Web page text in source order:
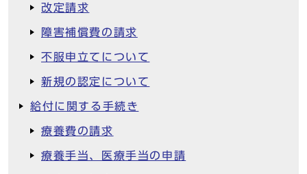
改定請求
障害補償費の請求
不服申立てについて
新規の認定について
給付に関する手続き
療養費の請求
療養手当、医療手当の申請